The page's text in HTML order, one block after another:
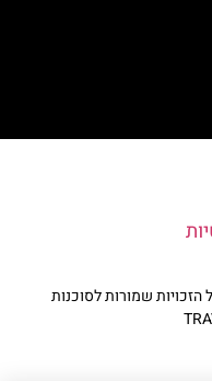
שמורות לסוכנות